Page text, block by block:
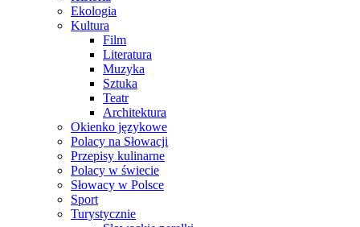
Ekologia
Kultura
Film
Literatura
Muzyka
Sztuka
Teatr
Architektura
Okienko językowe
Polacy na Słowacji
Przepisy kulinarne
Polacy w świecie
Słowacy w Polsce
Sport
Turystycznie